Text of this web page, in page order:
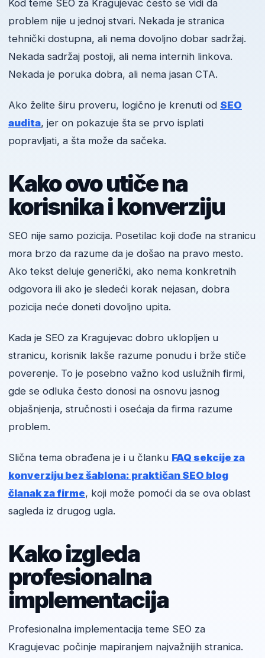
Kod teme SEO za Kragujevac često se vidi da
problem nije u jednoj stvari. Nekada je stranica
tehnički dostupna, ali nema dovoljno dobar sadržaj.
Nekada sadržaj postoji, ali nema internih linkova.
Nekada je poruka dobra, ali nema jasan CTA.
Ako želite širu proveru, logično je krenuti od SEO
audita, jer on pokazuje šta se prvo isplati
popravljati, a šta može da sačeka.
Kako ovo utiče na
korisnika i konverziju
SEO nije samo pozicija. Posetilac koji dođe na stranicu
mora brzo da razume da je došao na pravo mesto.
Ako tekst deluje generički, ako nema konkretnih
odgovora ili ako je sledeći korak nejasan, dobra
pozicija neće doneti dovoljno upita.
Kada je SEO za Kragujevac dobro uklopljen u
stranicu, korisnik lakše razume ponudu i brže stiče
poverenje. To je posebno važno kod uslužnih firmi,
gde se odluka često donosi na osnovu jasnog
objašnjenja, stručnosti i osećaja da firma razume
problem.
Slična tema obrađena je i u članku FAQ sekcije za
konverziju bez šablona: praktičan SEO blog
članak za firme, koji može pomoći da se ova oblast
sagleda iz drugog ugla.
Kako izgleda
profesionalna
implementacija
Profesionalna implementacija teme SEO za
Kragujevac počinje mapiranjem najvažnijih stranica.